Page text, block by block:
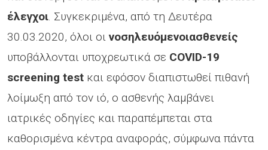
έλεγχοι. Συγκεκριμένα, από τη Δευτέρα
30.03.2020, όλοι οι νοσηλευόμενοιασθενείς
υποβάλλονται υποχρεωτικά σε COVID-19
screening test και εφόσον διαπιστωθεί πιθανή
λοίμωξη από τον ιό, ο ασθενής λαμβάνει
ιατρικές οδηγίες και παραπέμπεται στα
καθορισμένα κέντρα αναφοράς, σύμφωνα πάντα